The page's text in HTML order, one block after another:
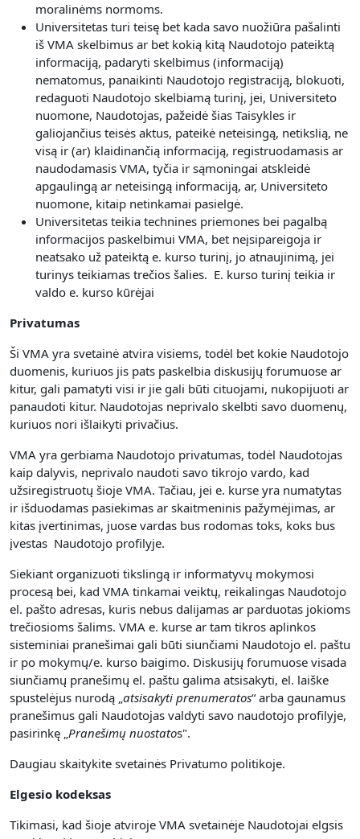
moralinėms normoms.
Universitetas turi teisę bet kada savo nuožiūra pašalinti
iš VMA skelbimus ar bet kokią kitą Naudotojo pateiktą
informaciją, padaryti skelbimus (informaciją)
nematomus, panaikinti Naudotojo registraciją, blokuoti,
redaguoti Naudotojo skelbiamą turinį, jei, Universiteto
nuomone, Naudotojas, pažeidė šias Taisykles ir
galiojančius teisės aktus, pateikė neteisingą, netikslią, ne
visą ir (ar) klaidinančią informaciją, registruodamasis ar
naudodamasis VMA, tyčia ir sąmoningai atskleidė
apgaulingą ar neteisingą informaciją, ar, Universiteto
nuomone, kitaip netinkamai pasielgė.
Universitetas teikia technines priemones bei pagalbą
informacijos paskelbimui VMA, bet neįsipareigoja ir
neatsako už pateiktą e. kurso turinį, jo atnaujinimą, jei
turinys teikiamas trečios šalies. E. kurso turinį teikia ir
valdo e. kurso kūrėjai
Privatumas
Ši VMA yra svetainė atvira visiems, todėl bet kokie Naudotojo
duomenis, kuriuos jis pats paskelbia diskusijų forumuose ar
kitur, gali pamatyti visi ir jie gali būti cituojami, nukopijuoti ar
panaudoti kitur. Naudotojas neprivalo skelbti savo duomenų,
kuriuos nori išlaikyti privačius.
VMA yra gerbiama Naudotojo privatumas, todėl Naudotojas
kaip dalyvis, neprivalo naudoti savo tikrojo vardo, kad
užsiregistruotų šioje VMA. Tačiau, jei e. kurse yra numatytas
ir išduodamas pasiekimas ar skaitmeninis pažymėjimas, ar
kitas įvertinimas, juose vardas bus rodomas toks, koks bus
įvestas Naudotojo profilyje.
Siekiant organizuoti tikslingą ir informatyvų mokymosi
procesą bei, kad VMA tinkamai veiktų, reikalingas Naudotojo
el. pašto adresas, kuris nebus dalijamas ar parduotas jokioms
trečiosioms šalims. VMA e. kurse ar tam tikros aplinkos
sisteminiai pranešimai gali būti siunčiami Naudotojo el. paštu
ir po mokymų/e. kurso baigimo. Diskusijų forumuose visada
siunčiamų pranešimų el. paštu galima atsisakyti, el. laiške
spustelėjus nurodą „atsisakyti prenumeratos“ arba gaunamus
pranešimus gali Naudotojas valdyti savo naudotojo profilyje,
pasirinkę „Pranešimų nuostatos".
Daugiau skaitykite svetainės Privatumo politikoje.
Elgesio kodeksas
Tikimasi, kad šioje atviroje VMA svetainėje Naudotojai elgsis